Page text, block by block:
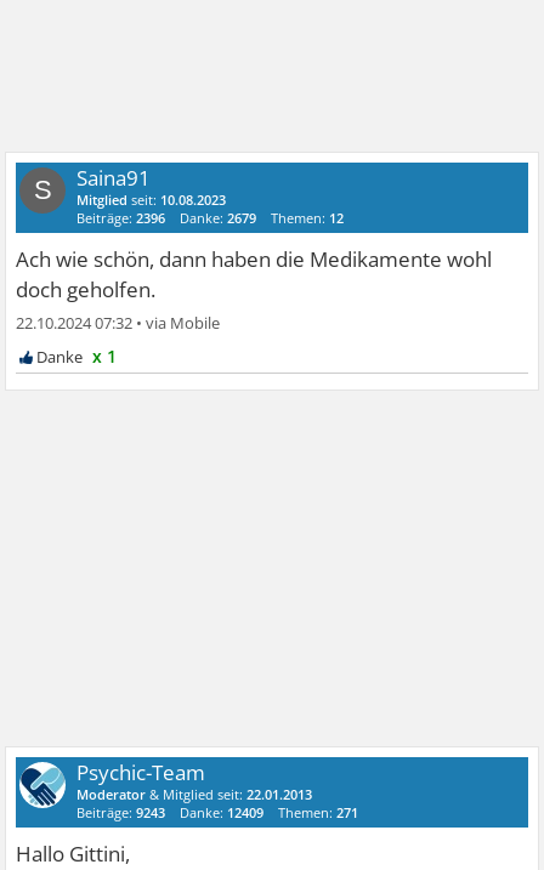
S Saina91
Mitglied seit: 10.08.2023
Beiträge:2396 Danke:2679 Themen: 12
Ach wie schön, dann haben die Medikamente wohl
doch geholfen.
22.10.2024 07:32 •
x 1
Psychic-Team
Moderator & Mitglied seit:22.01.2013
Beiträge:9243 Danke: 12409 Themen:271
Hallo Gittini,